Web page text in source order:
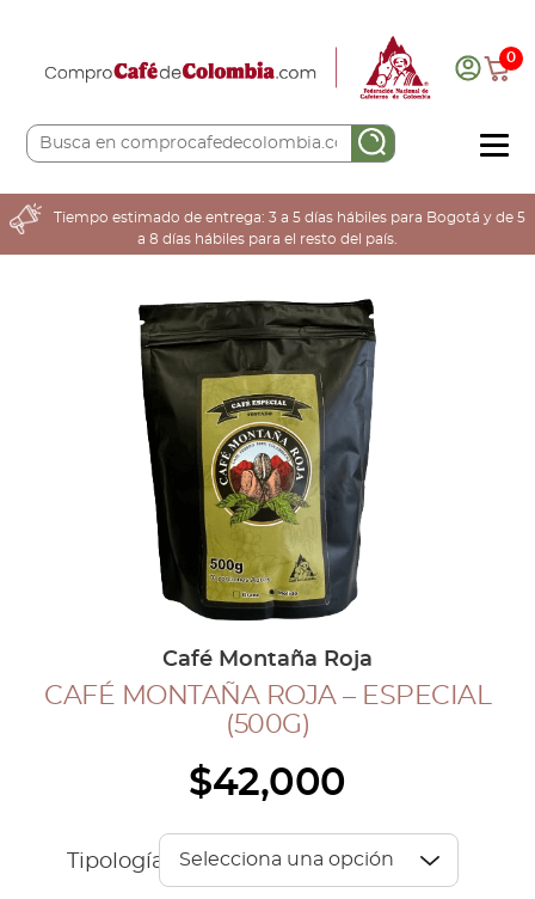
0
COMPRA AQUÍ
COLOMBIA CAFETERA
COLECCIÓN CAFETERA
INGRESAR
Cerrar Sesión
Tiempo estimado de entrega: 3 a 5 días hábiles para Bogotá y de 5
a 8 días hábiles para el resto del país.
Café Montaña Roja
CAFÉ MONTAÑA ROJA – ESPECIAL
(500G)
$42,000
Tipología